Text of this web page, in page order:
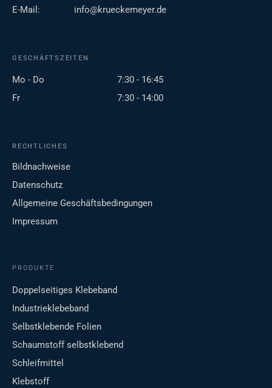
E-Mail:
info@krueckemeyer.de
GESCHÄFTSZEITEN
Mo - Do
7:30 - 16:45
Fr
7:30 - 14:00
RECHTLICHES
Bildnachweise
Datenschutz
Allgemeine Geschäftsbedingungen
Impressum
PRODUKTE
Doppelseitiges Klebeband
Industrieklebeband
Selbstklebende Folien
Schaumstoff selbstklebend
Schleifmittel
Klebstoff